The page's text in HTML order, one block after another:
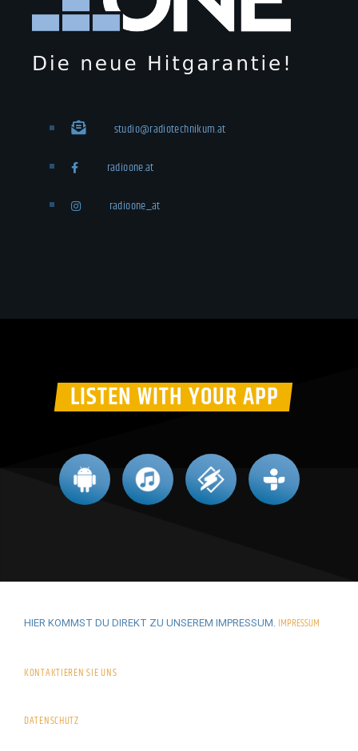
studio@radiotechnikum.at
radioone.at
radioone_at
LISTEN WITH YOUR APP
HIER KOMMST DU DIREKT ZU UNSEREM IMPRESSUM. IMPRESSUM
KONTAKTIEREN SIE UNS
DATENSCHUTZ